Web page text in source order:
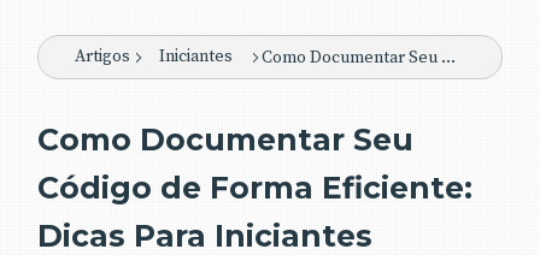
Artigos Iniciantes Como Documentar Seu Código de Forma Eficiente: Dicas Para Iniciantes
Como Documentar Seu
Código de Forma Eficiente:
Dicas Para Iniciantes